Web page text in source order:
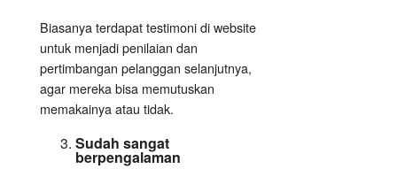
Biasanya terdapat testimoni di website
untuk menjadi penilaian dan
pertimbangan pelanggan selanjutnya,
agar mereka bisa memutuskan
memakainya atau tidak.
Sudah sangat
berpengalaman